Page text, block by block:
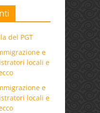
del PGT
e
locali e
e
locali e